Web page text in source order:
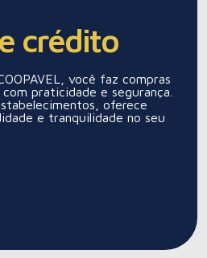
crédito
você faz compras
praticidade e segurança.
oferece
e tranquilidade no seu